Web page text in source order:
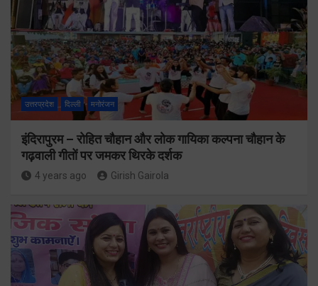
उत्तरप्रदेश दिल्ली मनोरंजन
इंदिरापुरम – रोहित चौहान और लोक गायिका कल्पना चौहान के
गढ़वाली गीतों पर जमकर थिरके दर्शक
4 years ago Girish Gairola